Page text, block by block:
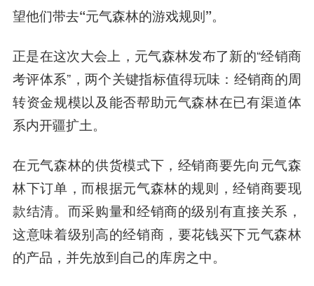
望他们带去“元气森林的游戏规则”。
正是在这次大会上，元气森林发布了新的“经销商
考评体系”，两个关键指标值得玩味：经销商的周
转资金规模以及能否帮助元气森林在已有渠道体
系内开疆扩土。
在元气森林的供货模式下，经销商要先向元气森
林下订单，而根据元气森林的规则，经销商要现
款结清。而采购量和经销商的级别有直接关系，
这意味着级别高的经销商，要花钱买下元气森林
的产品，并先放到自己的库房之中。